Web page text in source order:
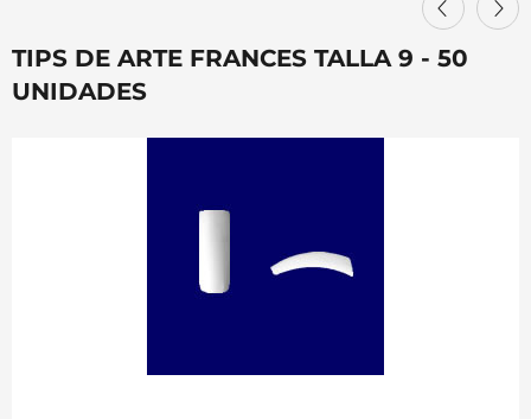
TIPS DE ARTE FRANCES TALLA 9 - 50
UNIDADES